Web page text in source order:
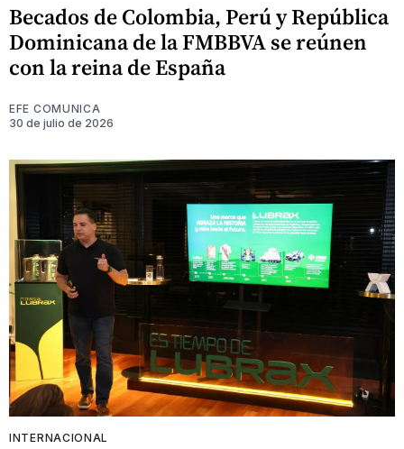
Becados de Colombia, Perú y República
Dominicana de la FMBBVA se reúnen
con la reina de España
EFE COMUNICA
30 de julio de 2026
INTERNACIONAL